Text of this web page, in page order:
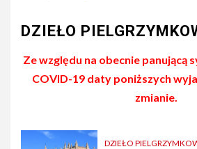
DZIEŁO
Ze względu na obecnie panującą
COVID-19 daty poniższych
zmianie.
DZIEŁO